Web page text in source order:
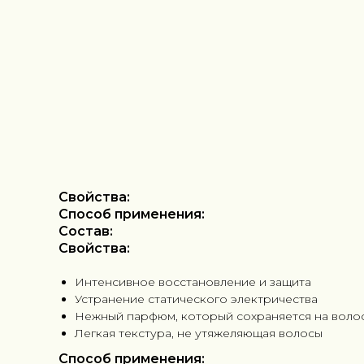
Свойства:
Способ применения:
Состав:
Свойства:
Интенсивное восстановление и защита
Устранение статического электричества
Нежный парфюм, который сохраняется на
Легкая текстура, не утяжеляющая волосы
Способ применения: